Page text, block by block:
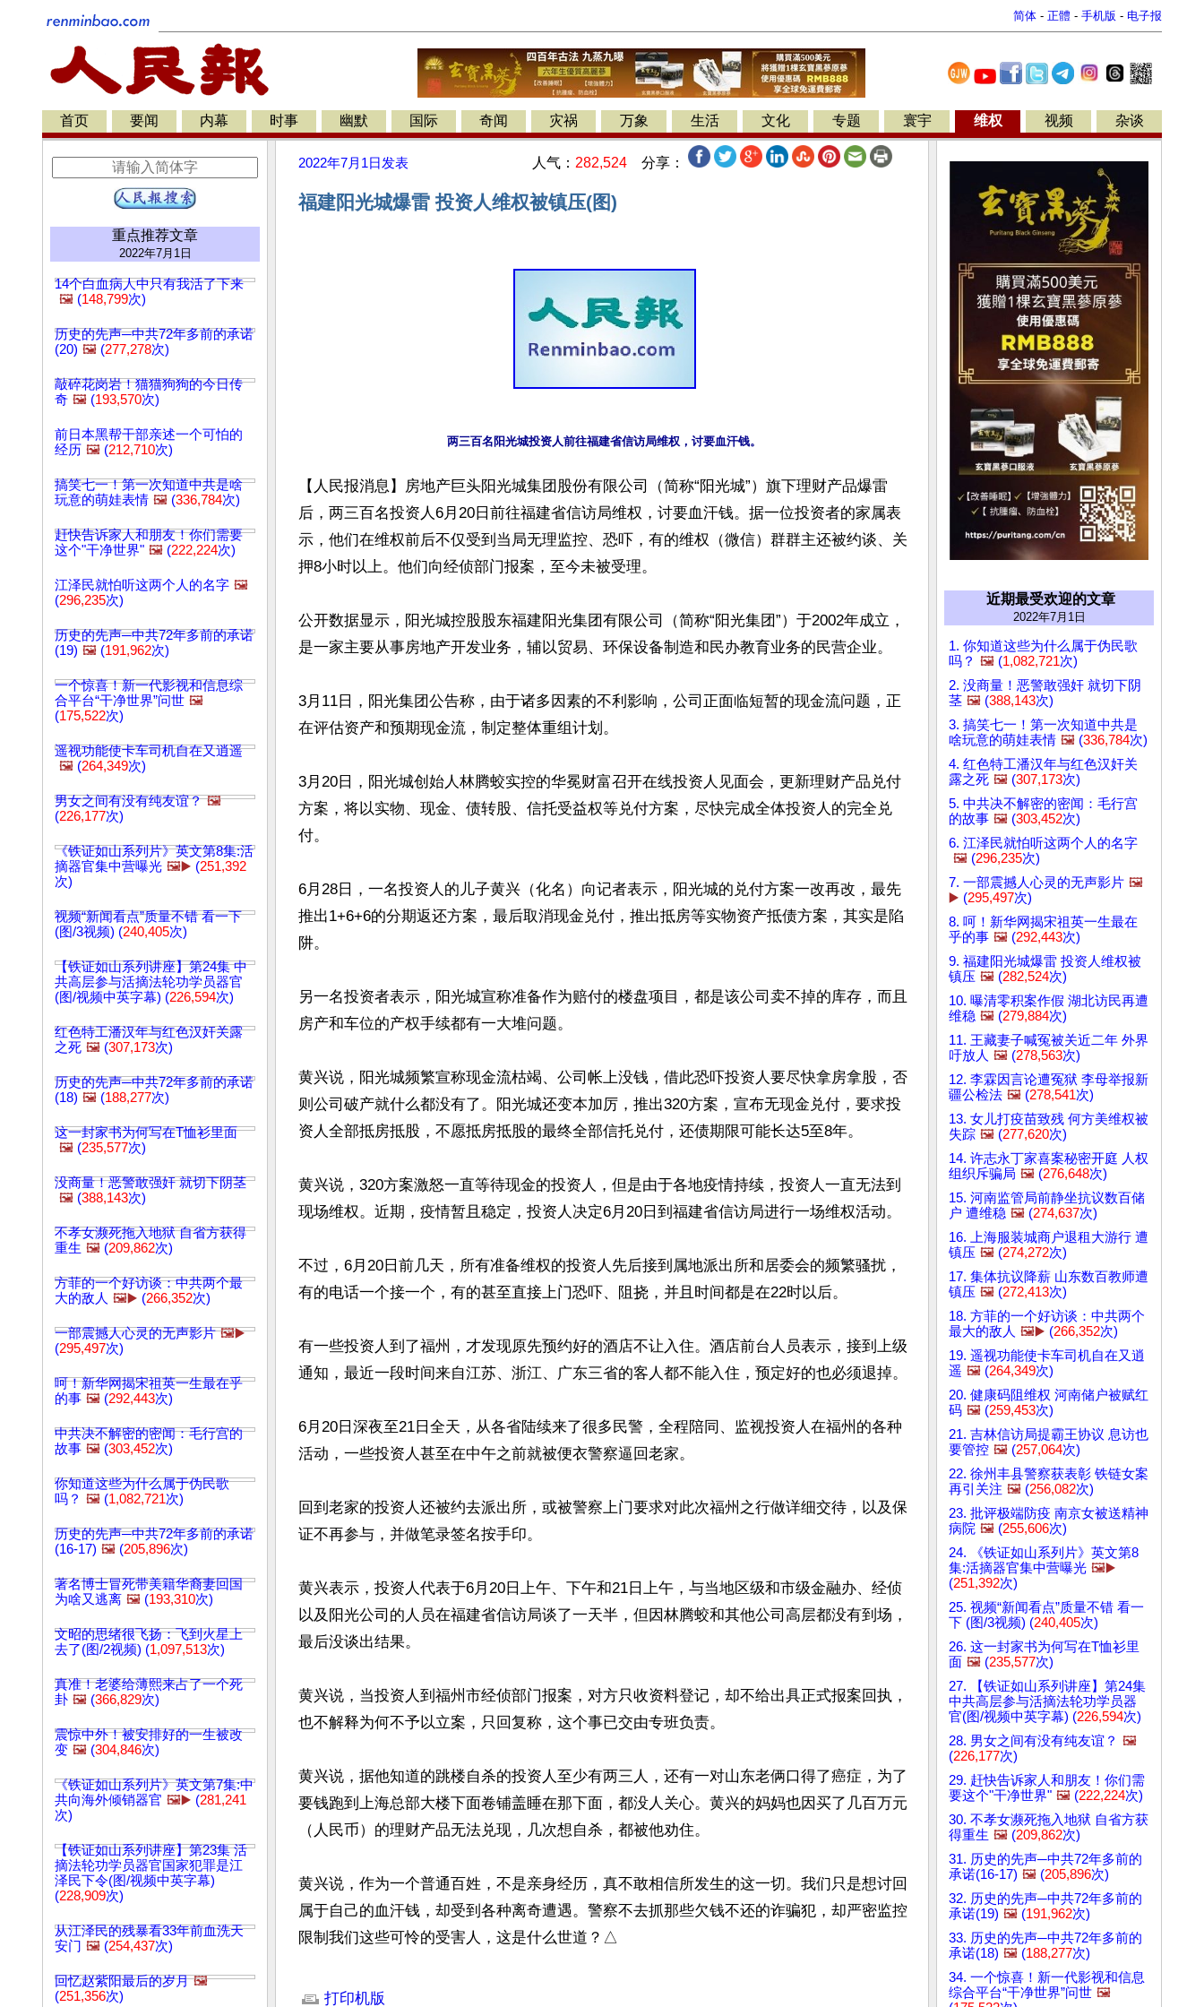
简体 - 正體 - 手机版 - 电子报
首页 要闻 内幕 时事 幽默 国际 奇闻 灾祸 万象 生活 文化 专题 寰宇 维权 视频 杂谈
重点推荐文章
2022年7月1日
14个白血病人中只有我活了下来
🖼️ (148,799次)
历史的先声─中共72年多前的承诺
(20) 🖼️ (277,278次)
敲碎花岗岩！猫猫狗狗的今日传
奇 🖼️ (193,570次)
前日本黑帮干部亲述一个可怕的
经历 🖼️ (212,710次)
搞笑七一！第一次知道中共是啥
玩意的萌娃表情 🖼️ (336,784次)
赶快告诉家人和朋友！你们需要
这个"干净世界" 🖼️ (222,224次)
江泽民就怕听这两个人的名字 🖼️
(296,235次)
历史的先声─中共72年多前的承诺
(19) 🖼️ (191,962次)
一个惊喜！新一代影视和信息综
合平台“干净世界”问世 🖼️
(175,522次)
遥视功能使卡车司机自在又逍遥
🖼️ (264,349次)
男女之间有没有纯友谊？ 🖼️
(226,177次)
《铁证如山系列片》英文第8集:活
摘器官集中营曝光 🖼️▶️ (251,392
次)
视频“新闻看点”质量不错 看一下
(图/3视频) (240,405次)
【铁证如山系列讲座】第24集 中
共高层参与活摘法轮功学员器官
(图/视频中英字幕) (226,594次)
红色特工潘汉年与红色汉奸关露
之死 🖼️ (307,173次)
历史的先声─中共72年多前的承诺
(18) 🖼️ (188,277次)
这一封家书为何写在T恤衫里面
🖼️ (235,577次)
没商量！恶警敢强奸 就切下阴茎
🖼️ (388,143次)
不孝女濒死拖入地狱 自省方获得
重生 🖼️ (209,862次)
方菲的一个好访谈：中共两个最
大的敌人 🖼️▶️ (266,352次)
一部震撼人心灵的无声影片 🖼️▶️
(295,497次)
呵！新华网揭宋祖英一生最在乎
的事 🖼️ (292,443次)
中共决不解密的密闻：毛行宫的
故事 🖼️ (303,452次)
你知道这些为什么属于伪民歌
吗？ 🖼️ (1,082,721次)
历史的先声─中共72年多前的承诺
(16-17) 🖼️ (205,896次)
著名博士冒死带美籍华裔妻回国
为啥又逃离 🖼️ (193,310次)
文昭的思绪很飞扬：飞到火星上
去了(图/2视频) (1,097,513次)
真准！老婆给薄熙来占了一个死
卦 🖼️ (366,829次)
震惊中外！被安排好的一生被改
变 🖼️ (304,846次)
《铁证如山系列片》英文第7集:中
共向海外倾销器官 🖼️▶️ (281,241
次)
【铁证如山系列讲座】第23集 活
摘法轮功学员器官国家犯罪是江
泽民下令(图/视频中英字幕)
(228,909次)
从江泽民的残暴看33年前血洗天
安门 🖼️ (254,437次)
回忆赵紫阳最后的岁月 🖼️
(251,356次)
2022年7月1日 发表 人气： 282,524 分享：
福建阳光城爆雷 投资人维权被镇压(图)
【人民报消息】房地产巨头阳光城集团股份有限公司（简称“阳光城”）旗下理财产品爆雷
后，两三百名投资人6月20日前往福建省信访局维权，讨要血汗钱。据一位投资者的家属表
示，他们在维权前后不仅受到当局无理监控、恐吓，有的维权（微信）群群主还被约谈、关
押8小时以上。他们向经侦部门报案，至今未被受理。
公开数据显示，阳光城控股股东福建阳光集团有限公司（简称“阳光集团”）于2002年成立，
是一家主要从事房地产开发业务，辅以贸易、环保设备制造和民办教育业务的民营企业。
3月11日，阳光集团公告称，由于诸多因素的不利影响，公司正面临短暂的现金流问题，正
在评估资产和预期现金流，制定整体重组计划。
3月20日，阳光城创始人林腾蛟实控的华冕财富召开在线投资人见面会，更新理财产品兑付
方案，将以实物、现金、债转股、信托受益权等兑付方案，尽快完成全体投资人的完全兑
付。
6月28日，一名投资人的儿子黄兴（化名）向记者表示，阳光城的兑付方案一改再改，最先
推出1+6+6的分期返还方案，最后取消现金兑付，推出抵房等实物资产抵债方案，其实是陷
阱。
另一名投资者表示，阳光城宣称准备作为赔付的楼盘项目，都是该公司卖不掉的库存，而且
房产和车位的产权手续都有一大堆问题。
黄兴说，阳光城频繁宣称现金流枯竭、公司帐上没钱，借此恐吓投资人要尽快拿房拿股，否
则公司破产就什么都没有了。阳光城还变本加厉，推出320方案，宣布无现金兑付，要求投
资人全部抵房抵股，不愿抵房抵股的最终全部信托兑付，还债期限可能长达5至8年。
黄兴说，320方案激怒一直等待现金的投资人，但是由于各地疫情持续，投资人一直无法到
现场维权。近期，疫情暂且稳定，投资人决定6月20日到福建省信访局进行一场维权活动。
不过，6月20日前几天，所有准备维权的投资人先后接到属地派出所和居委会的频繁骚扰，
有的电话一个接一个，有的甚至直接上门恐吓、阻挠，并且时间都是在22时以后。
有一些投资人到了福州，才发现原先预约好的酒店不让入住。酒店前台人员表示，接到上级
通知，最近一段时间来自江苏、浙江、广东三省的客人都不能入住，预定好的也必须退掉。
6月20日深夜至21日全天，从各省陆续来了很多民警，全程陪同、监视投资人在福州的各种
活动，一些投资人甚至在中午之前就被便衣警察逼回老家。
回到老家的投资人还被约去派出所，或被警察上门要求对此次福州之行做详细交待，以及保
证不再参与，并做笔录签名按手印。
黄兴表示，投资人代表于6月20日上午、下午和21日上午，与当地区级和市级金融办、经侦
以及阳光公司的人员在福建省信访局谈了一天半，但因林腾蛟和其他公司高层都没有到场，
最后没谈出结果。
黄兴说，当投资人到福州市经侦部门报案，对方只收资料登记，却不给出具正式报案回执，
也不解释为何不予以立案，只回复称，这个事已交由专班负责。
黄兴说，据他知道的跳楼自杀的投资人至少有两三人，还有一对山东老俩口得了癌症，为了
要钱跑到上海总部大楼下面卷铺盖睡在那下面，都没人关心。黄兴的妈妈也因买了几百万元
（人民币）的理财产品无法兑现，几次想自杀，都被他劝住。
黄兴说，作为一个普通百姓，不是亲身经历，真不敢相信所发生的这一切。我们只是想讨回
属于自己的血汗钱，却受到各种离奇遭遇。警察不去抓那些欠钱不还的诈骗犯，却严密监控
限制我们这些可怜的受害人，这是什么世道？△
打印机版
近期最受欢迎的文章
2022年7月1日
1. 你知道这些为什么属于伪民歌
吗？ 🖼️ (1,082,721次)
2. 没商量！恶警敢强奸 就切下阴
茎 🖼️ (388,143次)
3. 搞笑七一！第一次知道中共是
啥玩意的萌娃表情 🖼️ (336,784次)
4. 红色特工潘汉年与红色汉奸关
露之死 🖼️ (307,173次)
5. 中共决不解密的密闻：毛行宫
的故事 🖼️ (303,452次)
6. 江泽民就怕听这两个人的名字
🖼️ (296,235次)
7. 一部震撼人心灵的无声影片 🖼️
▶️ (295,497次)
8. 呵！新华网揭宋祖英一生最在
乎的事 🖼️ (292,443次)
9. 福建阳光城爆雷 投资人维权被
镇压 🖼️ (282,524次)
10. 曝清零积案作假 湖北访民再遭
维稳 🖼️ (279,884次)
11. 王藏妻子喊冤被关近二年 外界
吁放人 🖼️ (278,563次)
12. 李霖因言论遭冤狱 李母举报新
疆公检法 🖼️ (278,541次)
13. 女儿打疫苗致残 何方美维权被
失踪 🖼️ (277,620次)
14. 许志永丁家喜案秘密开庭 人权
组织斥骗局 🖼️ (276,648次)
15. 河南监管局前静坐抗议数百储
户 遭维稳 🖼️ (274,637次)
16. 上海服装城商户退租大游行 遭
镇压 🖼️ (274,272次)
17. 集体抗议降薪 山东数百教师遭
镇压 🖼️ (272,413次)
18. 方菲的一个好访谈：中共两个
最大的敌人 🖼️▶️ (266,352次)
19. 遥视功能使卡车司机自在又逍
遥 🖼️ (264,349次)
20. 健康码阻维权 河南储户被赋红
码 🖼️ (259,453次)
21. 吉林信访局提霸王协议 息访也
要管控 🖼️ (257,064次)
22. 徐州丰县警察获表彰 铁链女案
再引关注 🖼️ (256,082次)
23. 批评极端防疫 南京女被送精神
病院 🖼️ (255,606次)
24. 《铁证如山系列片》英文第8
集:活摘器官集中营曝光 🖼️▶️
(251,392次)
25. 视频“新闻看点”质量不错 看一
下 (图/3视频) (240,405次)
26. 这一封家书为何写在T恤衫里
面 🖼️ (235,577次)
27. 【铁证如山系列讲座】第24集
中共高层参与活摘法轮功学员器
官(图/视频中英字幕) (226,594次)
28. 男女之间有没有纯友谊？ 🖼️
(226,177次)
29. 赶快告诉家人和朋友！你们需
要这个"干净世界" 🖼️ (222,224次)
30. 不孝女濒死拖入地狱 自省方获
得重生 🖼️ (209,862次)
31. 历史的先声─中共72年多前的
承诺(16-17) 🖼️ (205,896次)
32. 历史的先声─中共72年多前的
承诺(19) 🖼️ (191,962次)
33. 历史的先声─中共72年多前的
承诺(18) 🖼️ (188,277次)
34. 一个惊喜！新一代影视和信息
综合平台“干净世界”问世 🖼️